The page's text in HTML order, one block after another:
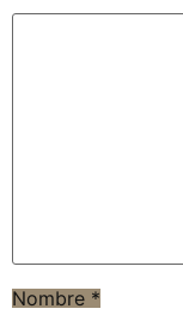
Nombre *